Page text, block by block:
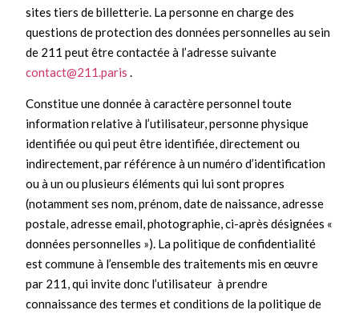
sites tiers de billetterie. La personne en charge des
questions de protection des données personnelles au sein
de 211 peut être contactée à l’adresse suivante
contact@211.paris .
Constitue une donnée à caractère personnel toute
information relative à l’utilisateur, personne physique
identifiée ou qui peut être identifiée, directement ou
indirectement, par référence à un numéro d’identification
ou à un ou plusieurs éléments qui lui sont propres
(notamment ses nom, prénom, date de naissance, adresse
postale, adresse email, photographie, ci-après désignées «
données personnelles »). La politique de confidentialité
est commune à l’ensemble des traitements mis en œuvre
par 211, qui invite donc l’utilisateur à prendre
connaissance des termes et conditions de la politique de